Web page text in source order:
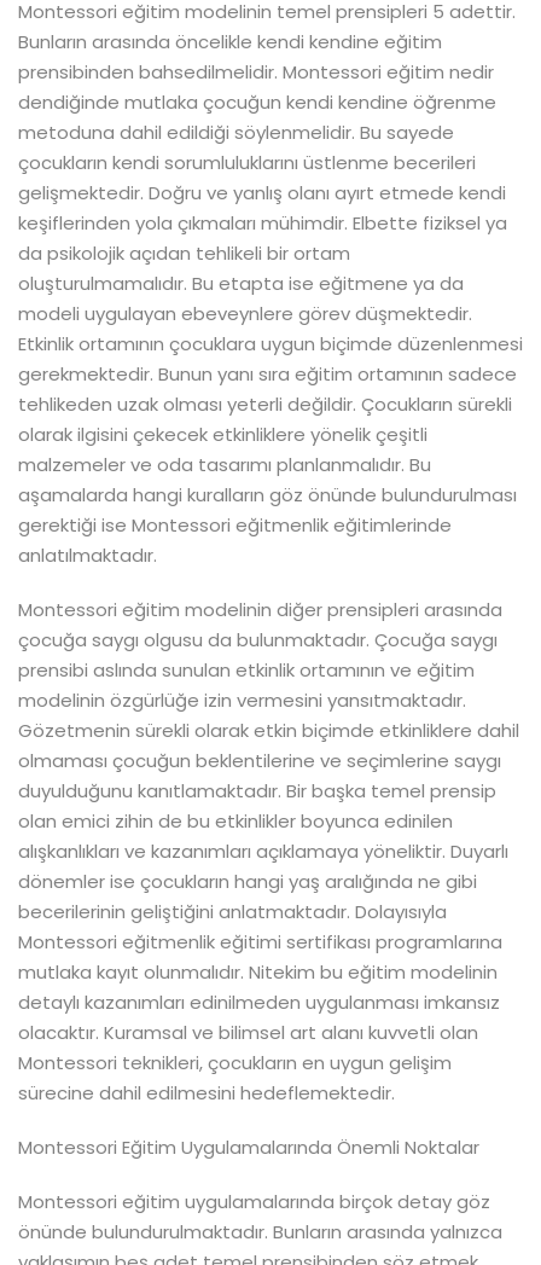
Montessori eğitim modelinin temel prensipleri 5 adettir.
Bunların arasında öncelikle kendi kendine eğitim
prensibinden bahsedilmelidir. Montessori eğitim nedir
dendiğinde mutlaka çocuğun kendi kendine öğrenme
metoduna dahil edildiği söylenmelidir. Bu sayede
çocukların kendi sorumluluklarını üstlenme becerileri
gelişmektedir. Doğru ve yanlış olanı ayırt etmede kendi
keşiflerinden yola çıkmaları mühimdir. Elbette fiziksel ya
da psikolojik açıdan tehlikeli bir ortam
oluşturulmamalıdır. Bu etapta ise eğitmene ya da
modeli uygulayan ebeveynlere görev düşmektedir.
Etkinlik ortamının çocuklara uygun biçimde düzenlenmesi
gerekmektedir. Bunun yanı sıra eğitim ortamının sadece
tehlikeden uzak olması yeterli değildir. Çocukların sürekli
olarak ilgisini çekecek etkinliklere yönelik çeşitli
malzemeler ve oda tasarımı planlanmalıdır. Bu
aşamalarda hangi kuralların göz önünde bulundurulması
gerektiği ise Montessori eğitmenlik eğitimlerinde
anlatılmaktadır.
Montessori eğitim modelinin diğer prensipleri arasında
çocuğa saygı olgusu da bulunmaktadır. Çocuğa saygı
prensibi aslında sunulan etkinlik ortamının ve eğitim
modelinin özgürlüğe izin vermesini yansıtmaktadır.
Gözetmenin sürekli olarak etkin biçimde etkinliklere dahil
olmaması çocuğun beklentilerine ve seçimlerine saygı
duyulduğunu kanıtlamaktadır. Bir başka temel prensip
olan emici zihin de bu etkinlikler boyunca edinilen
alışkanlıkları ve kazanımları açıklamaya yöneliktir. Duyarlı
dönemler ise çocukların hangi yaş aralığında ne gibi
becerilerinin geliştiğini anlatmaktadır. Dolayısıyla
Montessori eğitmenlik eğitimi sertifikası programlarına
mutlaka kayıt olunmalıdır. Nitekim bu eğitim modelinin
detaylı kazanımları edinilmeden uygulanması imkansız
olacaktır. Kuramsal ve bilimsel art alanı kuvvetli olan
Montessori teknikleri, çocukların en uygun gelişim
sürecine dahil edilmesini hedeflemektedir.
Montessori Eğitim Uygulamalarında Önemli Noktalar
Montessori eğitim uygulamalarında birçok detay göz
önünde bulundurulmaktadır. Bunların arasında yalnızca